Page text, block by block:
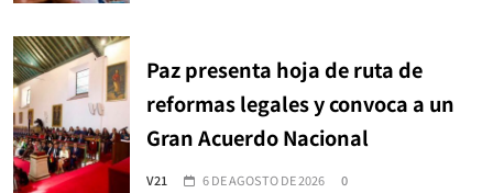
Paz presenta hoja de ruta de
reformas legales y convoca a un
Gran Acuerdo Nacional
V21 6 DE AGOSTO DE 2026 0